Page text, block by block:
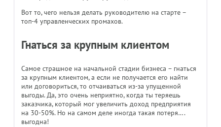
Вот то, чего нельзя делать руководителю на старте –
топ-4 управленческих промахов.
Гнаться за крупным клиентом
Самое страшное на начальной стадии бизнеса – гнаться
за крупным клиентом, а если не получается его найти
или договориться, то отчаиваться из-за упущенной
выгоды. Да, это очень неприятно, когда ты теряешь
заказчика, который мог увеличить доход предприятия
на 30-50%. Но на самом деле иногда такая потеря….
выгодна!